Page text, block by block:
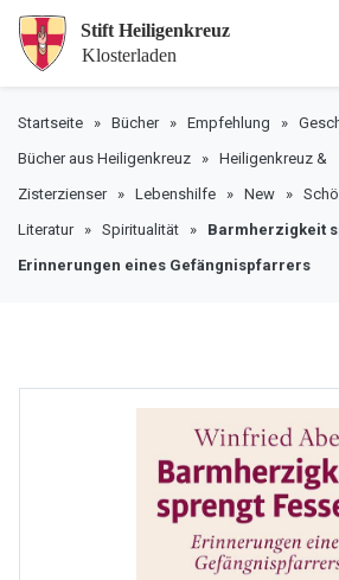
Startseite » Bücher» Empfehlung »
Bücher aus Heiligenkreuz » Heiligenkreuz &
Zisterzienser» Lebenshilfe » New »
Literatur» Spiritualität » Barmherzigkeit
Erinnerungen eines Gefängnispfarrers